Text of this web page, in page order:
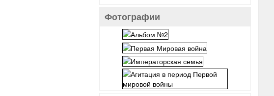
Фотографии